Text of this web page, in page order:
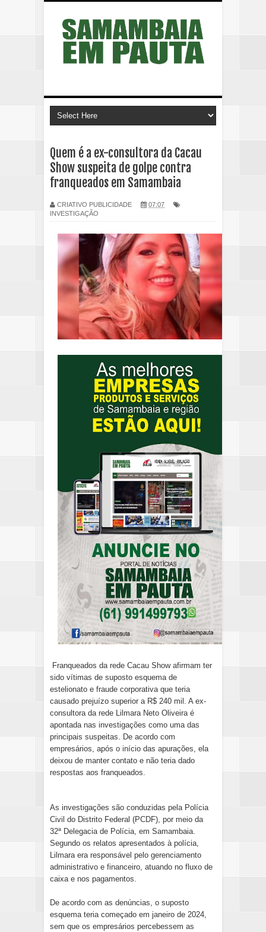
Quem é a ex-consultora da Cacau
Show suspeita de golpe contra
franqueados em Samambaia
CRIATIVO PUBLICIDADE
07:07
INVESTIGAÇÃO
Franqueados da rede Cacau Show afirmam ter
sido vítimas de suposto esquema de
estelionato e fraude corporativa que teria
causado prejuízo superior a R$ 240 mil. A ex-
consultora da rede Lilmara Neto Oliveira é
apontada nas investigações como uma das
principais suspeitas. De acordo com
empresários, após o início das apurações, ela
deixou de manter contato e não teria dado
respostas aos franqueados.
As investigações são conduzidas pela Polícia
Civil do Distrito Federal (PCDF), por meio da
32ª Delegacia de Polícia, em Samambaia.
Segundo os relatos apresentados à polícia,
Lilmara era responsável pelo gerenciamento
administrativo e financeiro, atuando no fluxo de
caixa e nos pagamentos.
De acordo com as denúncias, o suposto
esquema teria começado em janeiro de 2024,
sem que os empresários percebessem as